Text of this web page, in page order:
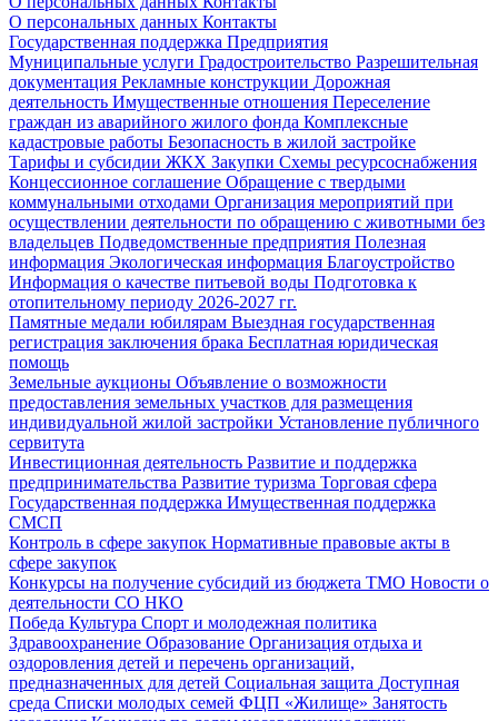
О персональных данных Контакты
Государственная поддержка Предприятия
Муниципальные услуги Градостроительство Разрешительная
документация Рекламные конструкции Дорожная
деятельность Имущественные отношения Переселение
граждан из аварийного жилого фонда Комплексные
кадастровые работы Безопасность в жилой застройке
Тарифы и субсидии ЖКХ Закупки Схемы ресурсоснабжения
Концессионное соглашение Обращение с твердыми
коммунальными отходами Организация мероприятий при
осуществлении деятельности по обращению с животными без
владельцев Подведомственные предприятия Полезная
информация Экологическая информация Благоустройство
Информация о качестве питьевой воды Подготовка к
отопительному периоду 2026-2027 гг.
Памятные медали юбилярам Выездная государственная
регистрация заключения брака Бесплатная юридическая
помощь
Земельные аукционы Объявление о возможности
предоставления земельных участков для размещения
индивидуальной жилой застройки Установление публичного
сервитута
Инвестиционная деятельность Развитие и поддержка
предпринимательства Развитие туризма Торговая сфера
Государственная поддержка Имущественная поддержка
СМСП
Контроль в сфере закупок Нормативные правовые акты в
сфере закупок
Конкурсы на получение субсидий из бюджета ТМО Новости о
деятельности СО НКО
Победа Культура Спорт и молодежная политика
Здравоохранение Образование Организация отдыха и
оздоровления детей и перечень организаций,
предназначенных для детей Социальная защита Доступная
среда Списки молодых семей ФЦП «Жилище» Занятость